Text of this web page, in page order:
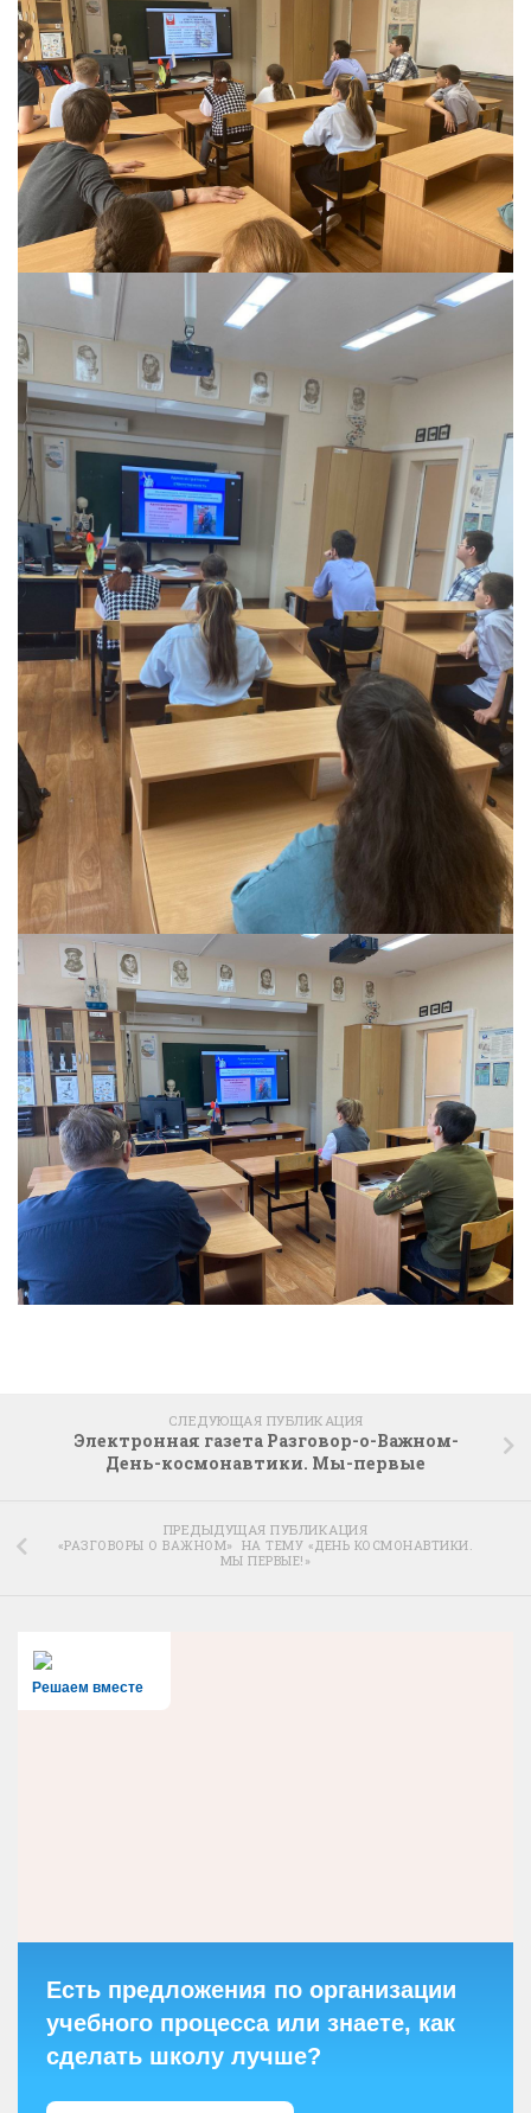
СЛЕДУЮЩАЯ ПУБЛИКАЦИЯ
Электронная газета Разговор-о-Важном-
День-космонавтики. Мы-первые
ПРЕДЫДУЩАЯ ПУБЛИКАЦИЯ
«РАЗГОВОРЫ О ВАЖНОМ» НА ТЕМУ «ДЕНЬ КОСМОНАВТИКИ.
МЫ ПЕРВЫЕ!»
Решаем вместе
Есть предложения по организации
учебного процесса или знаете, как
сделать школу лучше?